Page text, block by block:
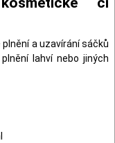
a uzavírání sáčků
lahví nebo jiných